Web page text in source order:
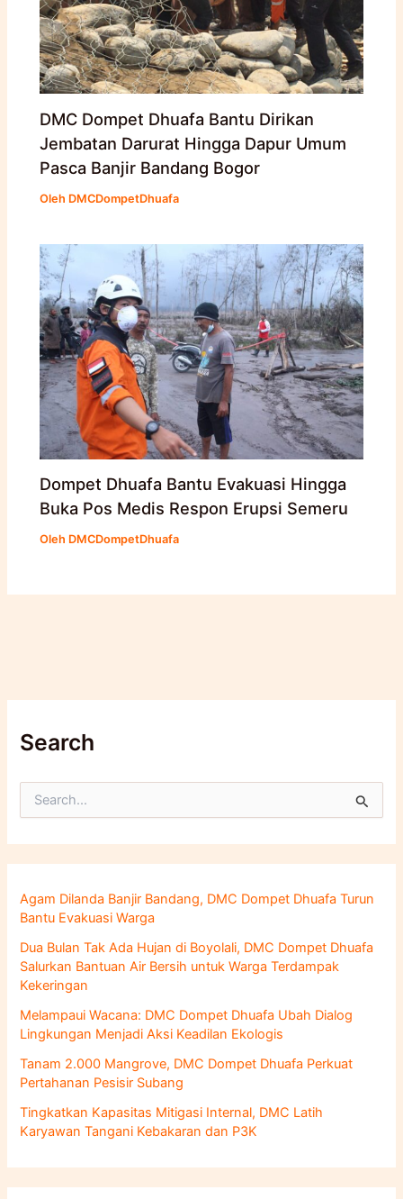
DMC Dompet Dhuafa Bantu Dirikan
Jembatan Darurat Hingga Dapur Umum
Pasca Banjir Bandang Bogor
Oleh DMCDompetDhuafa
Dompet Dhuafa Bantu Evakuasi Hingga
Buka Pos Medis Respon Erupsi Semeru
Oleh DMCDompetDhuafa
Search
a
t
u
k
:
Agam Dilanda Banjir Bandang, DMC Dompet Dhuafa Turun
Bantu Evakuasi Warga
Dua Bulan Tak Ada Hujan di Boyolali, DMC Dompet Dhuafa
Salurkan Bantuan Air Bersih untuk Warga Terdampak
Kekeringan
Melampaui Wacana: DMC Dompet Dhuafa Ubah Dialog
Lingkungan Menjadi Aksi Keadilan Ekologis
Tanam 2.000 Mangrove, DMC Dompet Dhuafa Perkuat
Pertahanan Pesisir Subang
Tingkatkan Kapasitas Mitigasi Internal, DMC Latih
Karyawan Tangani Kebakaran dan P3K